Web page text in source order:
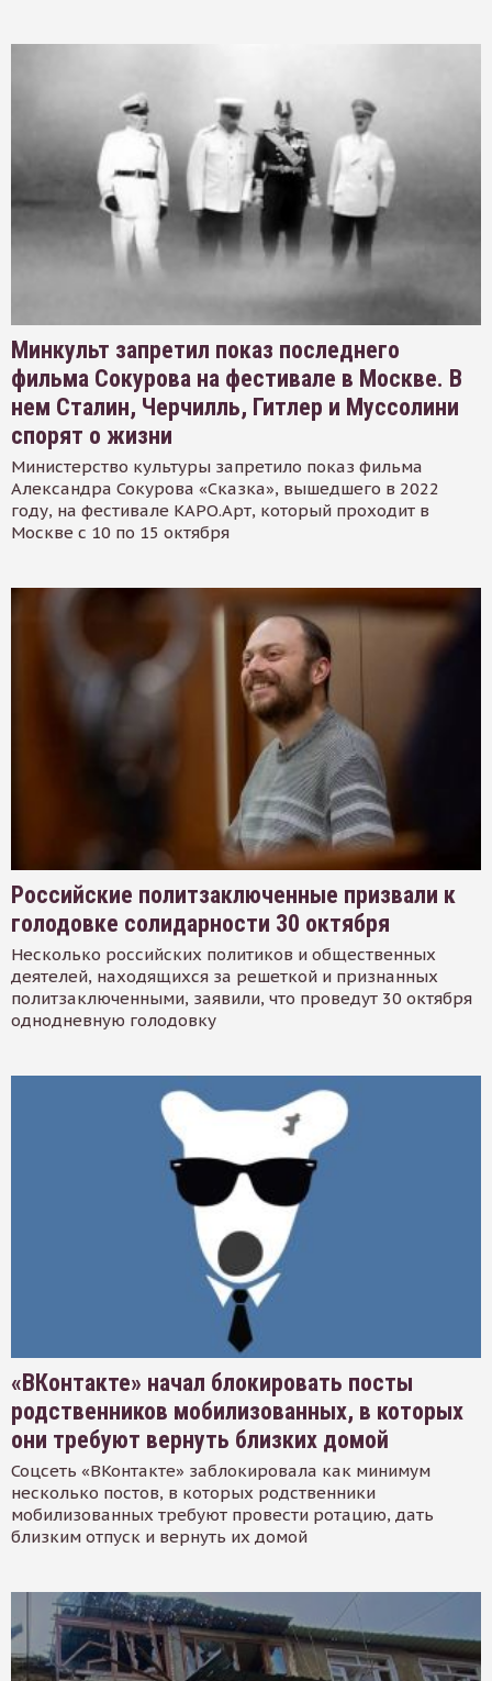
Минкульт запретил показ последнего
фильма Сокурова на фестивале в Москве. В
нем Сталин, Черчилль, Гитлер и Муссолини
спорят о жизни
Министерство культуры запретило показ фильма
Александра Сокурова «Сказка», вышедшего в 2022
году, на фестивале КАРО.Арт, который проходит в
Москве с 10 по 15 октября
Российские политзаключенные призвали к
голодовке солидарности 30 октября
Несколько российских политиков и общественных
деятелей, находящихся за решеткой и признанных
политзаключенными, заявили, что проведут 30 октября
однодневную голодовку
«ВКонтакте» начал блокировать посты
родственников мобилизованных, в которых
они требуют вернуть близких домой
Соцсеть «ВКонтакте» заблокировала как минимум
несколько постов, в которых родственники
мобилизованных требуют провести ротацию, дать
близким отпуск и вернуть их домой